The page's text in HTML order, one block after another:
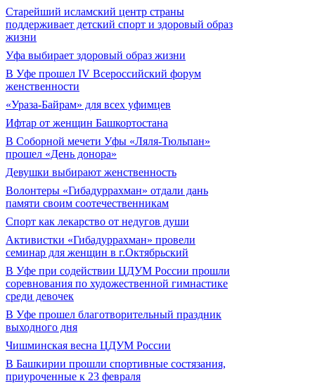
Старейший исламский центр страны
поддерживает детский спорт и здоровый образ
жизни
Уфа выбирает здоровый образ жизни
В Уфе прошел IV Всероссийский форум
женственности
«Ураза-Байрам» для всех уфимцев
Ифтар от женщин Башкортостана
В Соборной мечети Уфы «Ляля-Тюльпан»
прошел «День донора»
Девушки выбирают женственность
Волонтеры «Гибадуррахман» отдали дань
памяти своим соотечественникам
Спорт как лекарство от недугов души
Активистки «Гибадуррахман» провели
семинар для женщин в г.Октябрьский
В Уфе при содействии ЦДУМ России прошли
соревнования по художественной гимнастике
среди девочек
В Уфе прошел благотворительный праздник
выходного дня
Чишминская весна ЦДУМ России
В Башкирии прошли спортивные состязания,
приуроченные к 23 февраля